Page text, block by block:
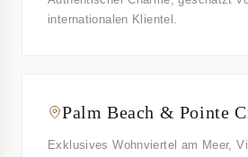
internationalen Klientel.
Palm Beach & Pointe
Exklusives Wohnviertel am Meer,